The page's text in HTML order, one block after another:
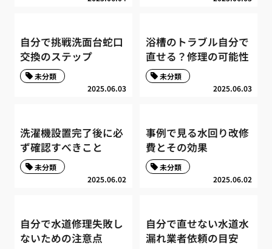
自分で挑戦洗面台蛇口
交換のステップ
2025.06.03
未分類
浴槽のトラブル自分で
直せる？修理の可能性
2025.06.03
未分類
洗濯機設置完了後に必
ず確認すべきこと
2025.06.02
未分類
事例で見る水回り改修
費とその効果
2025.06.02
未分類
自分で水道修理失敗し
ないための注意点
自分で直せない水道水
漏れ業者依頼の目安